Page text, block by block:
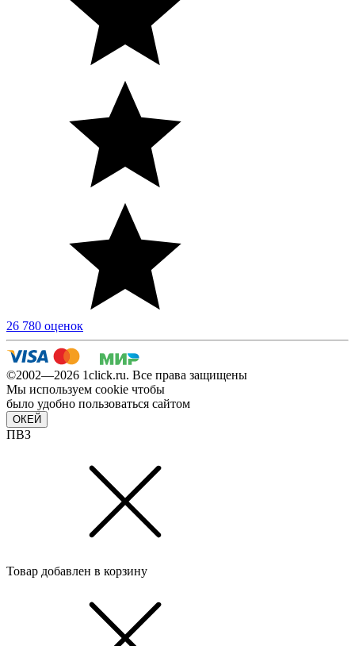
26 780 оценок
©2002—2026 1сlick.ru. Все права защищены
Мы используем cookie чтобы
было удобно пользоваться сайтом
ОКЕЙ
ПВЗ
Товар добавлен в корзину